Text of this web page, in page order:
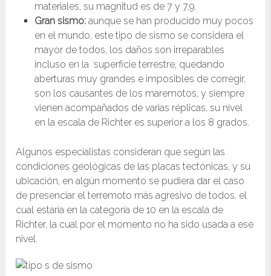
materiales, su magnitud es de 7 y 7,9.
Gran sismo:aunque se han producido muy pocos
en el mundo, este tipo de sismo se considera el
mayor de todos, los daños son irreparables
incluso en la superficie terrestre, quedando
aberturas muy grandes e imposibles de corregir,
son los causantes de los maremotos, y siempre
vienen acompañados de varias réplicas, su nivel
en la escala de Richter es superior a los 8 grados.
Algunos especialistas consideran que según las
condiciones geológicas de las placas tectónicas, y su
ubicación, en algún momento se pudiera dar el caso
de presenciar el terremoto más agresivo de todos, el
cual estaría en la categoría de 10 en la escala de
Richter, la cual por el momento no ha sido usada a ese
nivel.